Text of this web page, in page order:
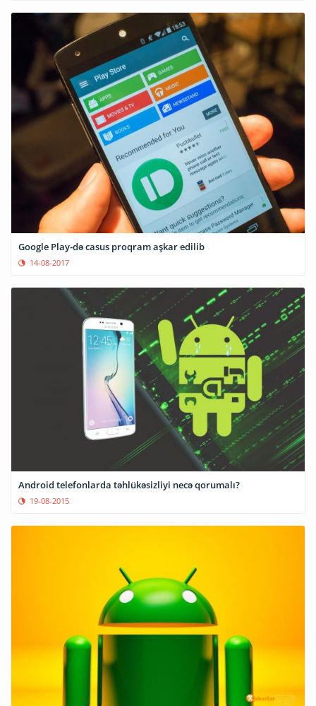
Google Play-də casus proqram aşkar edilib
14-08-2017
Android telefonlarda təhlükəsizliyi necə qorumalı?
19-08-2015